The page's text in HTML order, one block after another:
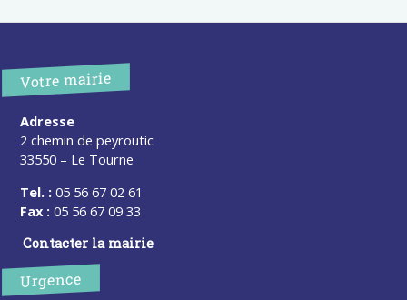
Votre mairie
Adresse
2 chemin de peyroutic
33550 – Le Tourne
Tel. : 05 56 67 02 61
Fax : 05 56 67 09 33
Contacter la mairie
Urgence